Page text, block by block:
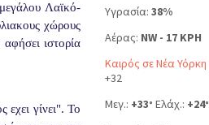
Λαϊκό-
χώρους
ιστορία
γίνει". Το
Υγρασία: 38%
Αέρας: NW - 17 KPH
Καιρός σε Νέα Υόρκη
+32
Μεγ.: +33° Ελάχ.: +24°